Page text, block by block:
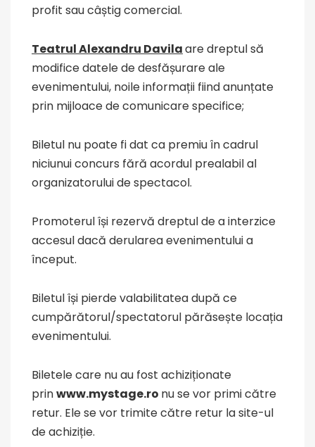
profit sau câștig comercial.
Teatrul Alexandru Davilaare dreptul să
modifice datele de desfășurare ale
evenimentului, noile informații fiind anunțate
prin mijloace de comunicare specifice;
Biletul nu poate fi dat ca premiu în cadrul
niciunui concurs fără acordul prealabil al
organizatorului de spectacol.
Promoterul își rezervă dreptul de a interzice
accesul dacă derularea evenimentului a
început.
Biletul își pierde valabilitatea după ce
cumpărătorul/spectatorul părăsește locația
evenimentului.
Biletele care nu au fost achiziționate
prinwww.mystage.ro nu se vor primi către
retur. Ele se vor trimite către retur la site-ul
de achiziție.